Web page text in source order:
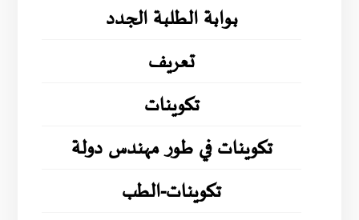
بوابة الطلبة الجدد
تعريف
تكوينات
تكوينات في طور مهندس دولة
تكوينات-الطب